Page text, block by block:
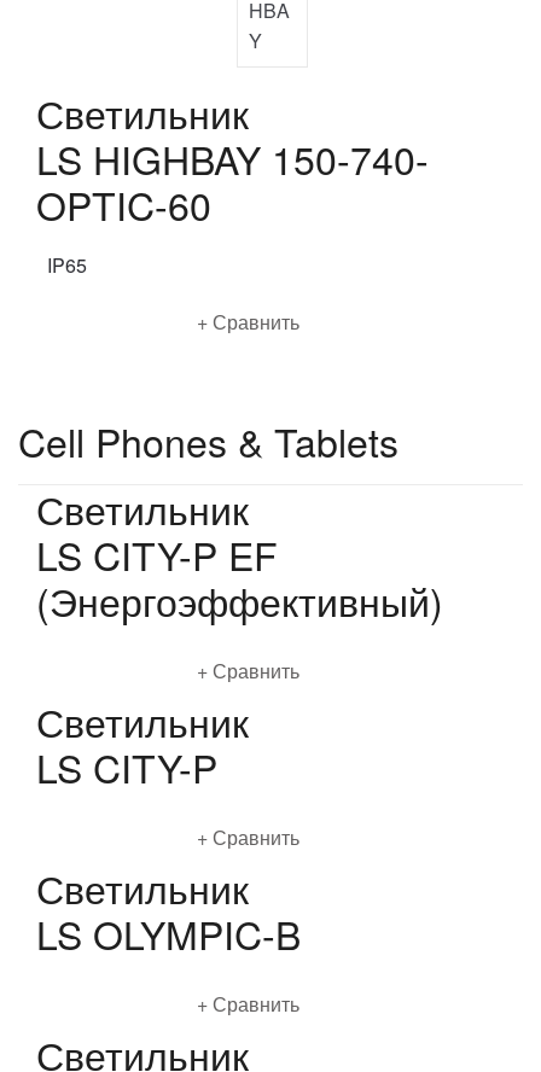
Светильник
LS HIGHBAY 150-740-
OPTIC-60
IP65
Сравнить
Cell Phones & Tablets
Светильник
LS CITY-P EF
(Энергоэффективный)
Сравнить
Светильник
LS CITY-P
Сравнить
Светильник
LS OLYMPIC-B
Сравнить
Светильник